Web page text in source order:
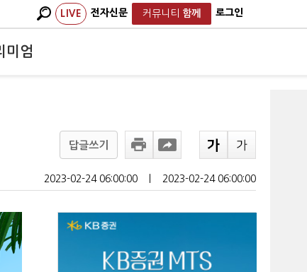
LIVE 전자신문 커뮤니티 함께 로그인
미엄
답글쓰기
2023-02-24 06:00:00 2023-02-24 06:00:00